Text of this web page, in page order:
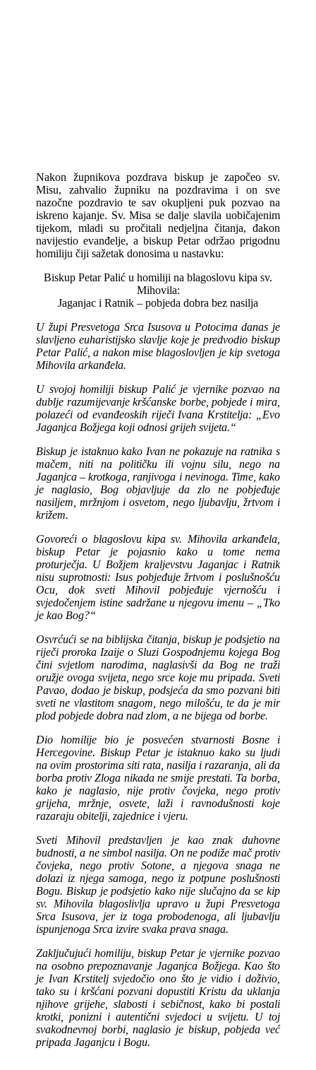
Nakon župnikova pozdrava biskup je započeo sv.
Misu, zahvalio župniku na pozdravima i on sve
nazočne pozdravio te sav okupljeni puk pozvao na
iskreno kajanje. Sv. Misa se dalje slavila uobičajenim
tijekom, mladi su pročitali nedjeljna čitanja, đakon
navijestio evanđelje, a biskup Petar održao prigodnu
homiliju čiji sažetak donosima u nastavku:
Biskup Petar Palić u homiliji na blagoslovu kipa sv.
Mihovila:
Jaganjac i Ratnik – pobjeda dobra bez nasilja
U župi Presvetoga Srca Isusova u Potocima danas je
slavljeno euharistijsko slavlje koje je predvodio biskup
Petar Palić, a nakon mise blagoslovljen je kip svetoga
Mihovila arkanđela.
U svojoj homiliji biskup Palić je vjernike pozvao na
dublje razumijevanje kršćanske borbe, pobjede i mira,
polazeći od evanđeoskih riječi Ivana Krstitelja: „Evo
Jaganjca Božjega koji odnosi grijeh svijeta.“
Biskup je istaknuo kako Ivan ne pokazuje na ratnika s
mačem, niti na političku ili vojnu silu, nego na
Jaganjca – krotkoga, ranjivoga i nevinoga. Time, kako
je naglasio, Bog objavljuje da zlo ne pobjeđuje
nasiljem, mržnjom i osvetom, nego ljubavlju, žrtvom i
križem.
Govoreći o blagoslovu kipa sv. Mihovila arkanđela,
biskup Petar je pojasnio kako u tome nema
proturječja. U Božjem kraljevstvu Jaganjac i Ratnik
nisu suprotnosti: Isus pobjeđuje žrtvom i poslušnošću
Ocu, dok sveti Mihovil pobjeđuje vjernošću i
svjedočenjem istine sadržane u njegovu imenu – „Tko
je kao Bog?“
Osvrćući se na biblijska čitanja, biskup je podsjetio na
riječi proroka Izaije o Sluzi Gospodnjemu kojega Bog
čini svjetlom narodima, naglasivši da Bog ne traži
oružje ovoga svijeta, nego srce koje mu pripada. Sveti
Pavao, dodao je biskup, podsjeća da smo pozvani biti
sveti ne vlastitom snagom, nego milošću, te da je mir
plod pobjede dobra nad zlom, a ne bijega od borbe.
Dio homilije bio je posvećen stvarnosti Bosne i
Hercegovine. Biskup Petar je istaknuo kako su ljudi
na ovim prostorima siti rata, nasilja i razaranja, ali da
borba protiv Zloga nikada ne smije prestati. Ta borba,
kako je naglasio, nije protiv čovjeka, nego protiv
grijeha, mržnje, osvete, laži i ravnodušnosti koje
razaraju obitelji, zajednice i vjeru.
Sveti Mihovil predstavljen je kao znak duhovne
budnosti, a ne simbol nasilja. On ne podiže mač protiv
čovjeka, nego protiv Sotone, a njegova snaga ne
dolazi iz njega samoga, nego iz potpune poslušnosti
Bogu. Biskup je podsjetio kako nije slučajno da se kip
sv. Mihovila blagoslivlja upravo u župi Presvetoga
Srca Isusova, jer iz toga probodenoga, ali ljubavlju
ispunjenoga Srca izvire svaka prava snaga.
Zaključujući homiliju, biskup Petar je vjernike pozvao
na osobno prepoznavanje Jaganjca Božjega. Kao što
je Ivan Krstitelj svjedočio ono što je vidio i doživio,
tako su i kršćani pozvani dopustiti Kristu da uklanja
njihove grijehe, slabosti i sebičnost, kako bi postali
krotki, ponizni i autentični svjedoci u svijetu. U toj
svakodnevnoj borbi, naglasio je biskup, pobjeda već
pripada Jaganjcu i Bogu.